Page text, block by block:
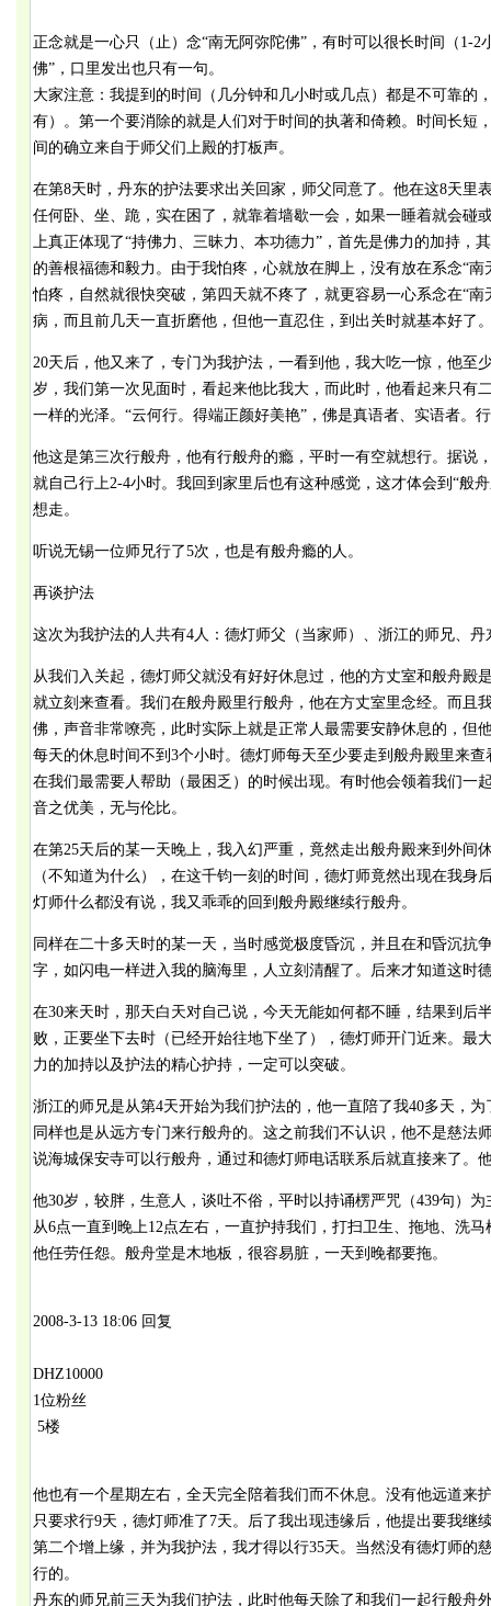
正念就是一心只（止）念“南无阿弥陀佛”，有时可以很长时间（1-
佛”，口里发出也只有一句。
大家注意：我提到的时间（几分钟和几小时或几点）都是不可靠的
有）。第一个要消除的就是人们对于时间的执著和倚赖。时间长短
间的确立来自于师父们上殿的打板声。
在第8天时，丹东的护法要求出关回家，师父同意了。他在这8天里
任何卧、坐、跪，实在困了，就靠着墙歇一会，如果一睡着就会碰
上真正体现了“持佛力、三昧力、本功德力”，首先是佛力的加持，
的善根福德和毅力。由于我怕疼，心就放在脚上，没有放在系念“
怕疼，自然就很快突破，第四天就不疼了，就更容易一心系念在“
病，而且前几天一直折磨他，但他一直忍住，到出关时就基本好了
20天后，他又来了，专门为我护法，一看到他，我大吃一惊，他至
岁，我们第一次见面时，看起来他比我大，而此时，他看起来只有
一样的光泽。“云何行。得端正颜好美艳”，佛是真语者、实语者。
他这是第三次行般舟，他有行般舟的瘾，平时一有空就想行。据说
就自己行上2-4小时。我回到家里后也有这种感觉，这才体会到“般
想走。
听说无锡一位师兄行了5次，也是有般舟瘾的人。
再谈护法
这次为我护法的人共有4人：德灯师父（当家师）、浙江的师兄、
从我们入关起，德灯师父就没有好好休息过，他的方丈室和般舟殿
就立刻来查看。我们在般舟殿里行般舟，他在方丈室里念经。而且
佛，声音非常嘹亮，此时实际上就是正常人最需要安静休息的，但
每天的休息时间不到3个小时。德灯师每天至少要走到般舟殿里来
在我们最需要人帮助（最困乏）的时候出现。有时他会领着我们一
音之优美，无与伦比。
在第25天后的某一天晚上，我入幻严重，竟然走出般舟殿来到外间
（不知道为什么），在这千钧一刻的时间，德灯师竟然出现在我身
灯师什么都没有说，我又乖乖的回到般舟殿继续行般舟。
同样在二十多天时的某一天，当时感觉极度昏沉，并且在和昏沉抗
字，如闪电一样进入我的脑海里，人立刻清醒了。后来才知道这时
在30来天时，那天白天对自己说，今天无能如何都不睡，结果到后
败，正要坐下去时（已经开始往地下坐了），德灯师开门近来。最
力的加持以及护法的精心护持，一定可以突破。
浙江的师兄是从第4天开始为我们护法的，他一直陪了我40多天，
同样也是从远方专门来行般舟的。这之前我们不认识，他不是慈法
说海城保安寺可以行般舟，通过和德灯师电话联系后就直接来了。
他30岁，较胖，生意人，谈吐不俗，平时以持诵楞严咒（439句）
从6点一直到晚上12点左右，一直护持我们，打扫卫生、拖地、洗
他任劳任怨。般舟堂是木地板，很容易脏，一天到晚都要拖。
2008-3-13 18:06 回复
DHZ10000
1位粉丝
5楼
他也有一个星期左右，全天完全陪着我们而不休息。没有他远道来
只要求行9天，德灯师准了7天。后了我出现违缘后，他提出要我继
第二个增上缘，并为我护法，我才得以行35天。当然没有德灯师的
行的。
丹东的师兄前三天为我们护法，此时他每天除了和我们一起行般舟